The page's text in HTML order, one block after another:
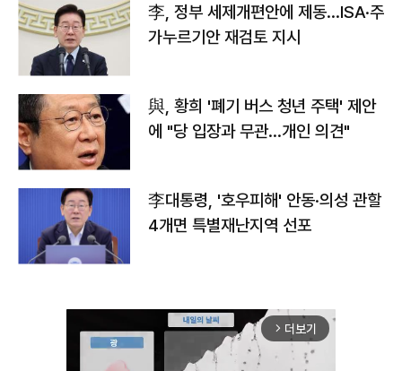
李, 정부 세제개편안에 제동…ISA·주
가누르기안 재검토 지시
與, 황희 '폐기 버스 청년 주택' 제안
에 "당 입장과 무관…개인 의견"
李대통령, '호우피해' 안동·의성 관할
4개면 특별재난지역 선포
arrow_forward_ios 더보기